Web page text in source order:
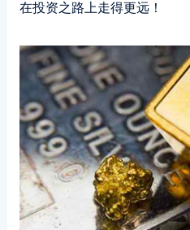
在投资之路上走得更远！